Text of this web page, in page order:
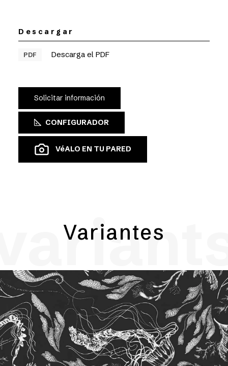
Descargar
PDF Descarga el PDF
Solicitar información
CONFIGURADOR
VéALO EN TU PARED
Variantes